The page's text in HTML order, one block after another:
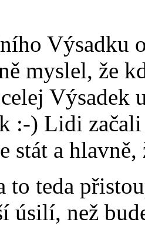
Výsadku
myslel, že
Výsadek
:-) Lidi
stát a hlavně,
to teda
úsilí, než